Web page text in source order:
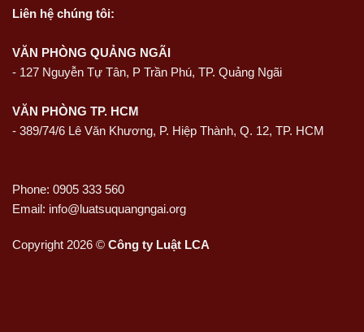
Liên hệ chúng tôi:
VĂN PHÒNG QUẢNG NGÃI
- 127 Nguyễn Tự Tân, P Trần Phú, TP. Quảng Ngãi
VĂN PHÒNG TP. HCM
- 389/74/6 Lê Văn Khương, P. Hiệp Thành, Q. 12, TP. HCM
Phone: 0905 333 560
Email: info@luatsuquangngai.org
Copyright 2026 © Công ty Luật LCA